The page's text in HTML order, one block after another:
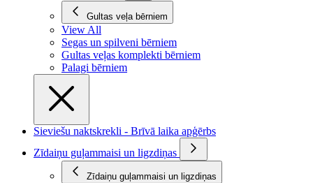
Gultas veļa bērniem
View All
Segas un spilveni bērniem
Gultas veļas komplekti bērniem
Palagi bērniem
Sieviešu naktskrekli - Brīvā laika apģērbs
Zīdaiņu guļammaisi un ligzdiņas
Zīdaiņu guļammaisi un ligzdiņas